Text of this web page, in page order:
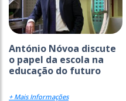
António Nóvoa discute
o papel da escola na
educação do futuro
+ Mais Informações